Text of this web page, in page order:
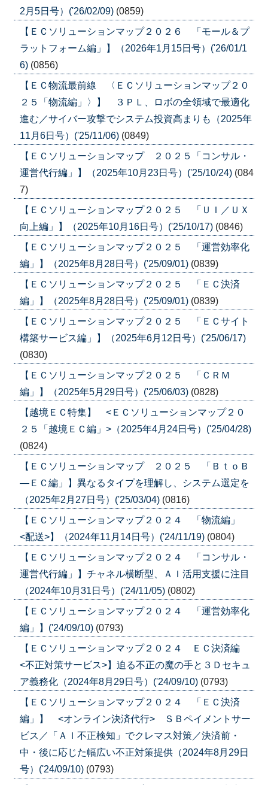
2月5日号）('26/02/09) (0859)
【ＥＣソリューションマップ２０２６ 「モール＆プ
ラットフォーム編」】（2026年1月15日号）('26/01/1
6) (0856)
【ＥＣ物流最前線 〈ＥＣソリューションマップ２０
２５「物流編」〉】 ３ＰＬ、ロボの全領域で最適化
進む／サイバー攻撃でシステム投資高まりも（2025年
11月6日号）('25/11/06) (0849)
【ＥＣソリューションマップ ２０２５「コンサル・
運営代行編」】（2025年10月23日号）('25/10/24) (084
7)
【ＥＣソリューションマップ２０２５ 「ＵＩ／ＵＸ
向上編」】（2025年10月16日号）('25/10/17) (0846)
【ＥＣソリューションマップ２０２５ 「運営効率化
編」】（2025年8月28日号）('25/09/01) (0839)
【ＥＣソリューションマップ２０２５ 「ＥＣ決済
編」】（2025年8月28日号）('25/09/01) (0839)
【ＥＣソリューションマップ２０２５ 「ＥＣサイト
構築サービス編」】（2025年6月12日号）('25/06/17)
(0830)
【ＥＣソリューションマップ２０２５ 「ＣＲＭ
編」】（2025年5月29日号）('25/06/03) (0828)
【越境ＥＣ特集】 <ＥＣソリューションマップ２０
２５「越境ＥＣ編」>（2025年4月24日号）('25/04/28)
(0824)
【ＥＣソリューションマップ ２０２５ 「ＢｔｏＢ
―ＥＣ編」】異なるタイプを理解し、システム選定を
（2025年2月27日号）('25/03/04) (0816)
【ＥＣソリューションマップ２０２４ 「物流編」
<配送>】（2024年11月14日号）('24/11/19) (0804)
【ＥＣソリューションマップ２０２４ 「コンサル・
運営代行編」】チャネル横断型、ＡＩ活用支援に注目
（2024年10月31日号）('24/11/05) (0802)
【ＥＣソリューションマップ２０２４ 「運営効率化
編」】('24/09/10) (0793)
【ＥＣソリューションマップ２０２４ ＥＣ決済編
<不正対策サービス>】迫る不正の魔の手と３Ｄセキュ
ア義務化（2024年8月29日号）('24/09/10) (0793)
【ＥＣソリューションマップ２０２４ 「ＥＣ決済
編」】 <オンライン決済代行> ＳＢペイメントサー
ビス／「ＡＩ不正検知」でクレマス対策／決済前・
中・後に応じた幅広い不正対策提供（2024年8月29日
号）('24/09/10) (0793)